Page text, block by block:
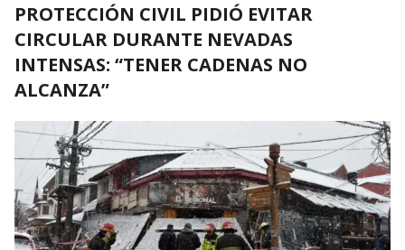
PROTECCIÓN CIVIL PIDIÓ EVITAR
CIRCULAR DURANTE NEVADAS
INTENSAS: “TENER CADENAS NO
ALCANZA”